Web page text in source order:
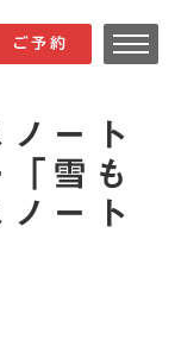
ご予約
ご予約
ート
雪も
ート